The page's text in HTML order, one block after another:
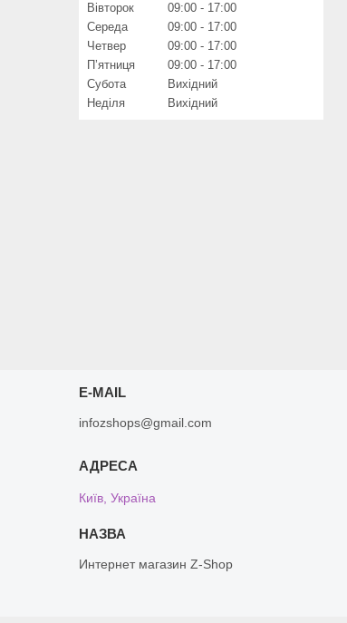
Вівторок
09:00
17:00
Середа
09:00
17:00
Четвер
09:00
17:00
Пʼятниця
09:00
17:00
Субота
Вихідний
Неділя
Вихідний
E-MAIL
infozshops@gmail.com
Київ, Україна
Интернет магазин Z-Shop